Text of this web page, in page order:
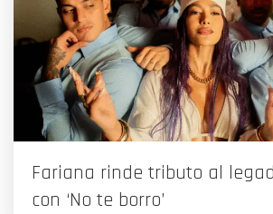
Fariana rinde tributo al
con ‘No te borro’